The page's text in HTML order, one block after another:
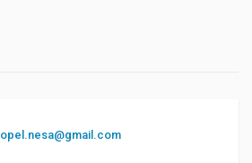
opel.nesa@gmail.com